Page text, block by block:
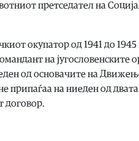
претседател на
окупатор од 1941 до
на југословенските
од основачите на
припаѓаа на ниеден од
договор.